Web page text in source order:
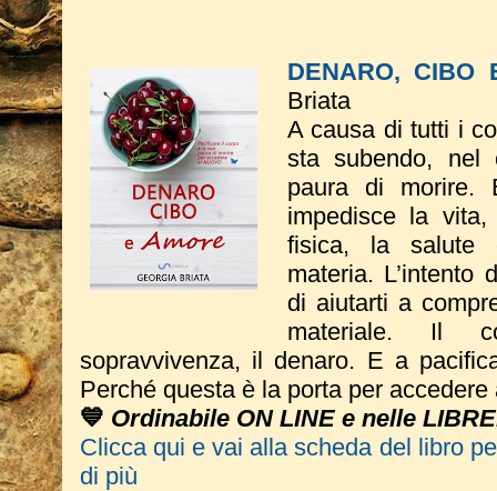
DENARO, CIBO
Briata
A causa di tutti i
sta subendo,
paura di morire.
impedisce la
fisica, la
materia. L’intento
di aiutarti a
materiale. Il
sopravvivenza, il denaro. E a
Perché questa è la porta per accedere
💙 Ordinabile ON LINE e nelle
Clicca qui e vai alla scheda del libro
di più